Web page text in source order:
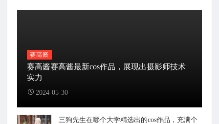
赛高酱
赛高酱赛高酱最新cos作品，展现出摄影师技术
实力
2024-05-30
三狗先生在哪个大学精选出的cos作品，充满个